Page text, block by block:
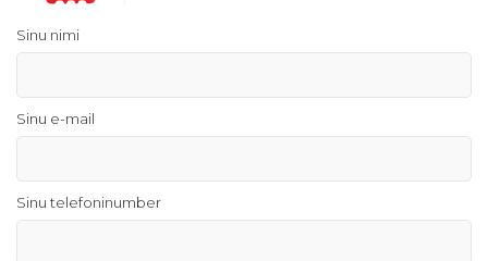
Sinu nimi
Sinu e-mail
Sinu telefoninumber